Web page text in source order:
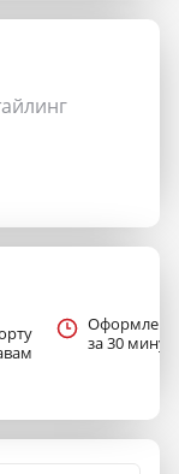
за 30 минут